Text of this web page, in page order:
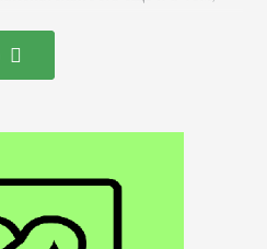
кто находится на стадии
пути и готов начать все с
приложений. Он…